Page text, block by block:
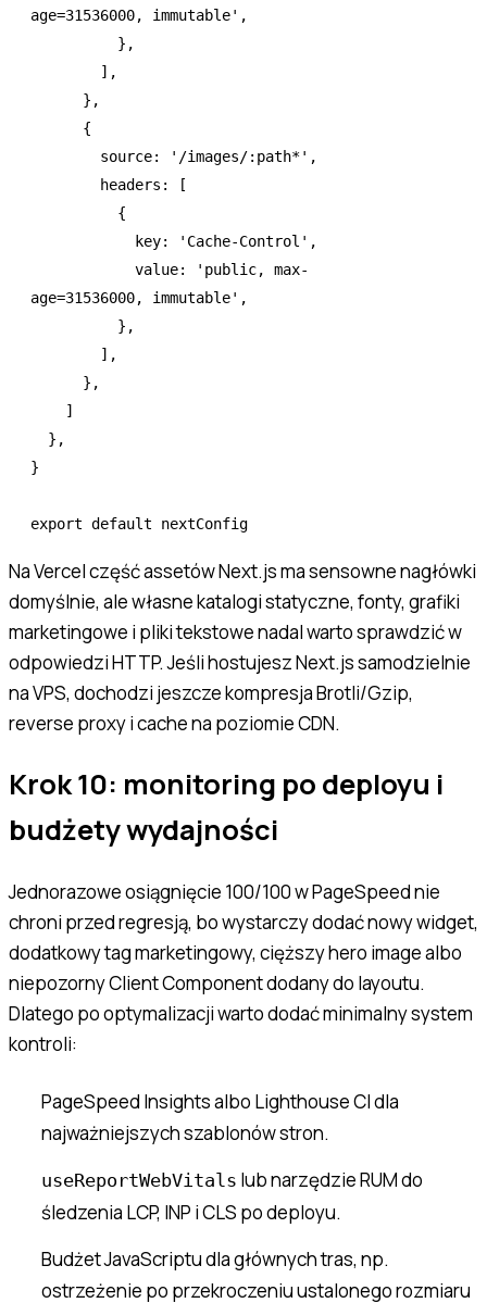
age=31536000, immutable' ,
          }
,
        ]
,
      }
,
      {
        source
: '/images/:path*' ,
        headers
:
[
          {
            key
: 'Cache-Control' ,
            value
:
'public, max-
age=31536000, immutable' ,
          }
,
        ]
,
      }
,
    ]
  }
,
}
export default nextConfig
Na Vercel część assetów Next.js ma sensowne nagłówki
domyślnie, ale własne katalogi statyczne, fonty, grafiki
marketingowe i pliki tekstowe nadal warto sprawdzić w
odpowiedzi HTTP. Jeśli hostujesz Next.js samodzielnie
na VPS, dochodzi jeszcze kompresja Brotli/Gzip,
reverse proxy i cache na poziomie CDN.
Krok 10: monitoring po deployu i
budżety wydajności
Jednorazowe osiągnięcie 100/100 w PageSpeed nie
chroni przed regresją, bo wystarczy dodać nowy widget,
dodatkowy tag marketingowy, cięższy hero image albo
niepozorny Client Component dodany do layoutu.
Dlatego po optymalizacji warto dodać minimalny system
kontroli:
PageSpeed Insights albo Lighthouse CI dla
najważniejszych szablonów stron.
useReportWebVitals lub narzędzie RUM do
śledzenia LCP, INP i CLS po deployu.
Budżet JavaScriptu dla głównych tras, np.
ostrzeżenie po przekroczeniu ustalonego rozmiaru